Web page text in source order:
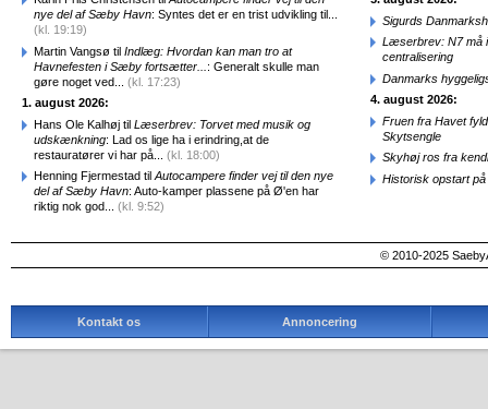
nye del af Sæby Havn: Syntes det er en trist udvikling til...
(kl. 19:19)
Martin Vangsø til Indlæg: Hvordan kan man tro at
Havnefesten i Sæby fortsætter... : Generalt skulle man
gøre noget ved... (kl. 17:23)
1. august 2026:
Hans Ole Kalhøj til Læserbrev: Torvet med musik og
udskænkning: Lad os lige ha i erindring,at de
restauratører vi har på... (kl. 18:00)
Henning Fjermestad til Autocampere finder vej til den nye
del af Sæby Havn: Auto-kamper plassene på Ø'en har
riktig nok god... (kl. 9:52)
Sigurds
Læserbrev: N7 må
centralisering
Danmarks
4. august 2026:
Fruen fra Havet
Skytsengle
Skyhøj ros fra
Historisk opstart
© 2010-2025
Kontakt os Annoncering